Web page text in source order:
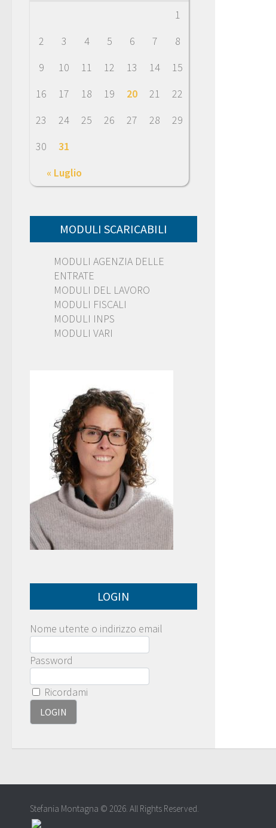
« Luglio
1
2
3 4 5 6 7
8
9
10 11 12 13 14
15
16
17 18 19 20 21
22
23
24 25 26 27 28
29
30
31
MODULI SCARICABILI
MODULI AGENZIA DELLE
ENTRATE
MODULI DEL LAVORO
MODULI FISCALI
MODULI INPS
MODULI VARI
LOGIN
Nome utente o indirizzo email
Password
Ricordami
Stefania Montagna © 2026. All Rights Reserved.